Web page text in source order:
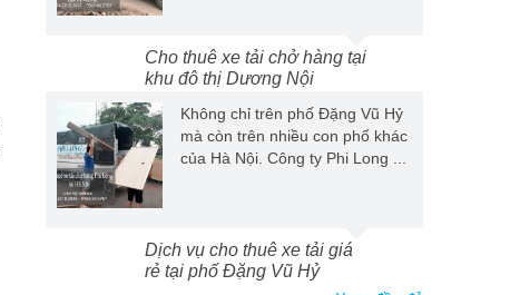
Cho thuê xe tải chở hàng tại
khu đô thị Dương Nội
Không chỉ trên phố Đặng Vũ Hỷ
mà còn trên nhiều con phố khác
của Hà Nội. Công ty Phi Long ...
Dịch vụ cho thuê xe tải giá
rẻ tại phố Đặng Vũ Hỷ